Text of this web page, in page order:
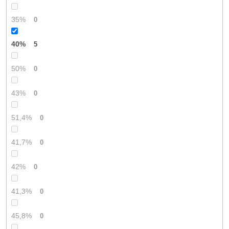
35% 0
40% 5
50% 0
43% 0
51,4% 0
41,7% 0
42% 0
41,3% 0
45,8% 0